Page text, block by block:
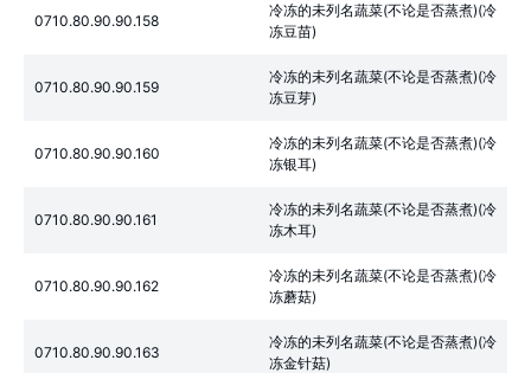
0710.80.90.90.158
冷冻的未列名蔬菜(不论是否蒸煮)(冷
冻豆苗)
0710.80.90.90.159
冷冻的未列名蔬菜(不论是否蒸煮)(冷
冻豆芽)
0710.80.90.90.160
冷冻的未列名蔬菜(不论是否蒸煮)(冷
冻银耳)
0710.80.90.90.161
冷冻的未列名蔬菜(不论是否蒸煮)(冷
冻木耳)
0710.80.90.90.162
冷冻的未列名蔬菜(不论是否蒸煮)(冷
冻蘑菇)
0710.80.90.90.163
冷冻的未列名蔬菜(不论是否蒸煮)(冷
冻金针菇)